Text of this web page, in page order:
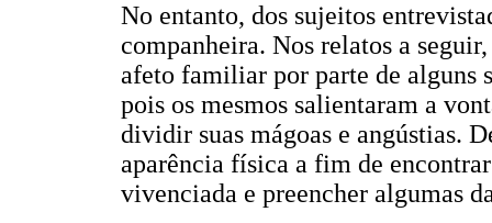
No entanto, dos sujeitos
companheira. Nos relatos a
afeto familiar por parte de alguns
pois os mesmos salientaram a
dividir suas mágoas e angústias.
aparência física a fim de
vivenciada e preencher algumas